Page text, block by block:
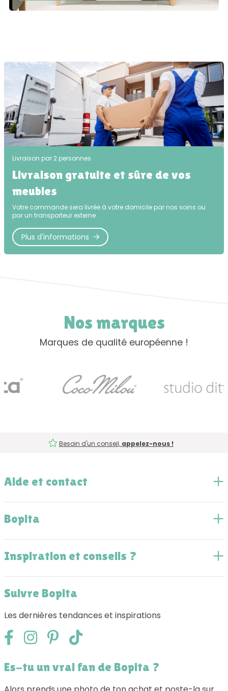
Livraison par 2 personnes
Livraison gratuite et sûre de vos
meubles
Votre commande sera livrée à votre domicile par nos soins ou
par un transporteur externe.
Plus d'informations
Nos marques
Marques de qualité européenne !
Besoin d'un conseil, appelez-nous !
Aide et contact
Bopita
Inspiration et conseils ?
Suivre Bopita
Les dernières tendances et inspirations
Es-tu un vrai fan de Bopita ?